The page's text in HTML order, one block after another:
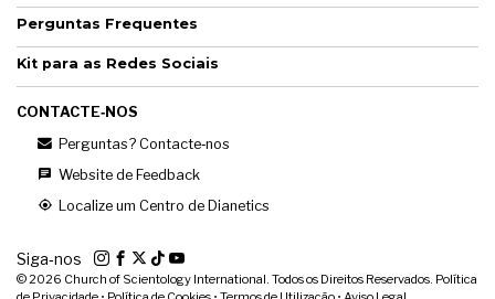
Perguntas Frequentes
Kit para as Redes Sociais
CONTACTE‑NOS
Perguntas? Contacte‑nos
Website de Feedback
Localize um Centro de Dianetics
Siga‑nos
© 2026 Church of Scientology International. Todos os Direitos Reservados. Política